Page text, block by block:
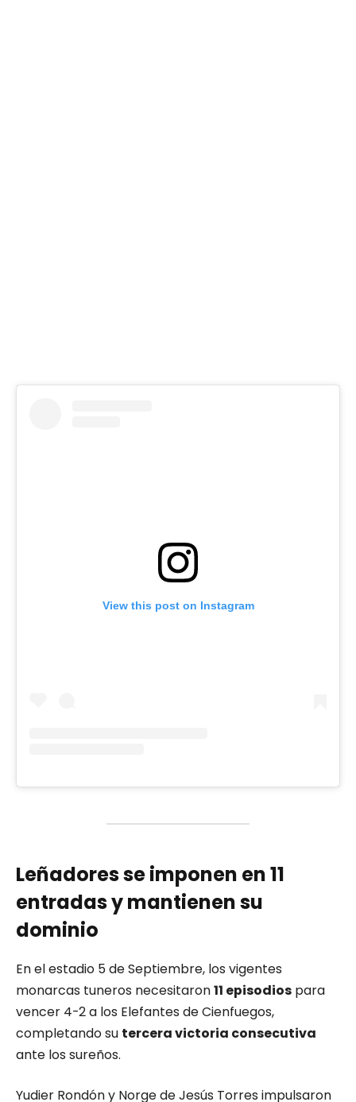
View this post on Instagram
Leñadores se imponen en 11
entradas y mantienen su
dominio
En el estadio 5 de Septiembre, los vigentes
monarcas tuneros necesitaron11 episodios para
vencer 4-2 a los Elefantes de Cienfuegos,
completando su tercera victoria consecutiva
ante los sureños.
Yudier Rondón y Norge de Jesús Torres impulsaron